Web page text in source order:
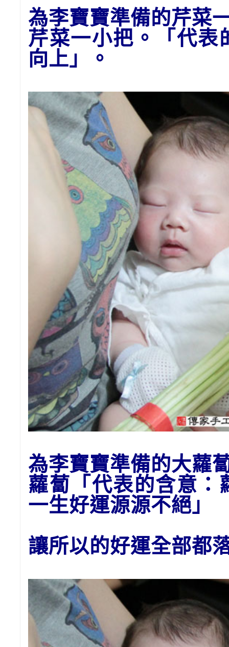
為李寶寶準備的芹菜
芹菜一小把。「代表
向上」。
為李寶寶準備的大蘿
蘿蔔「代表的含意：
一生好運源源不絕」
讓所以的好運全部都